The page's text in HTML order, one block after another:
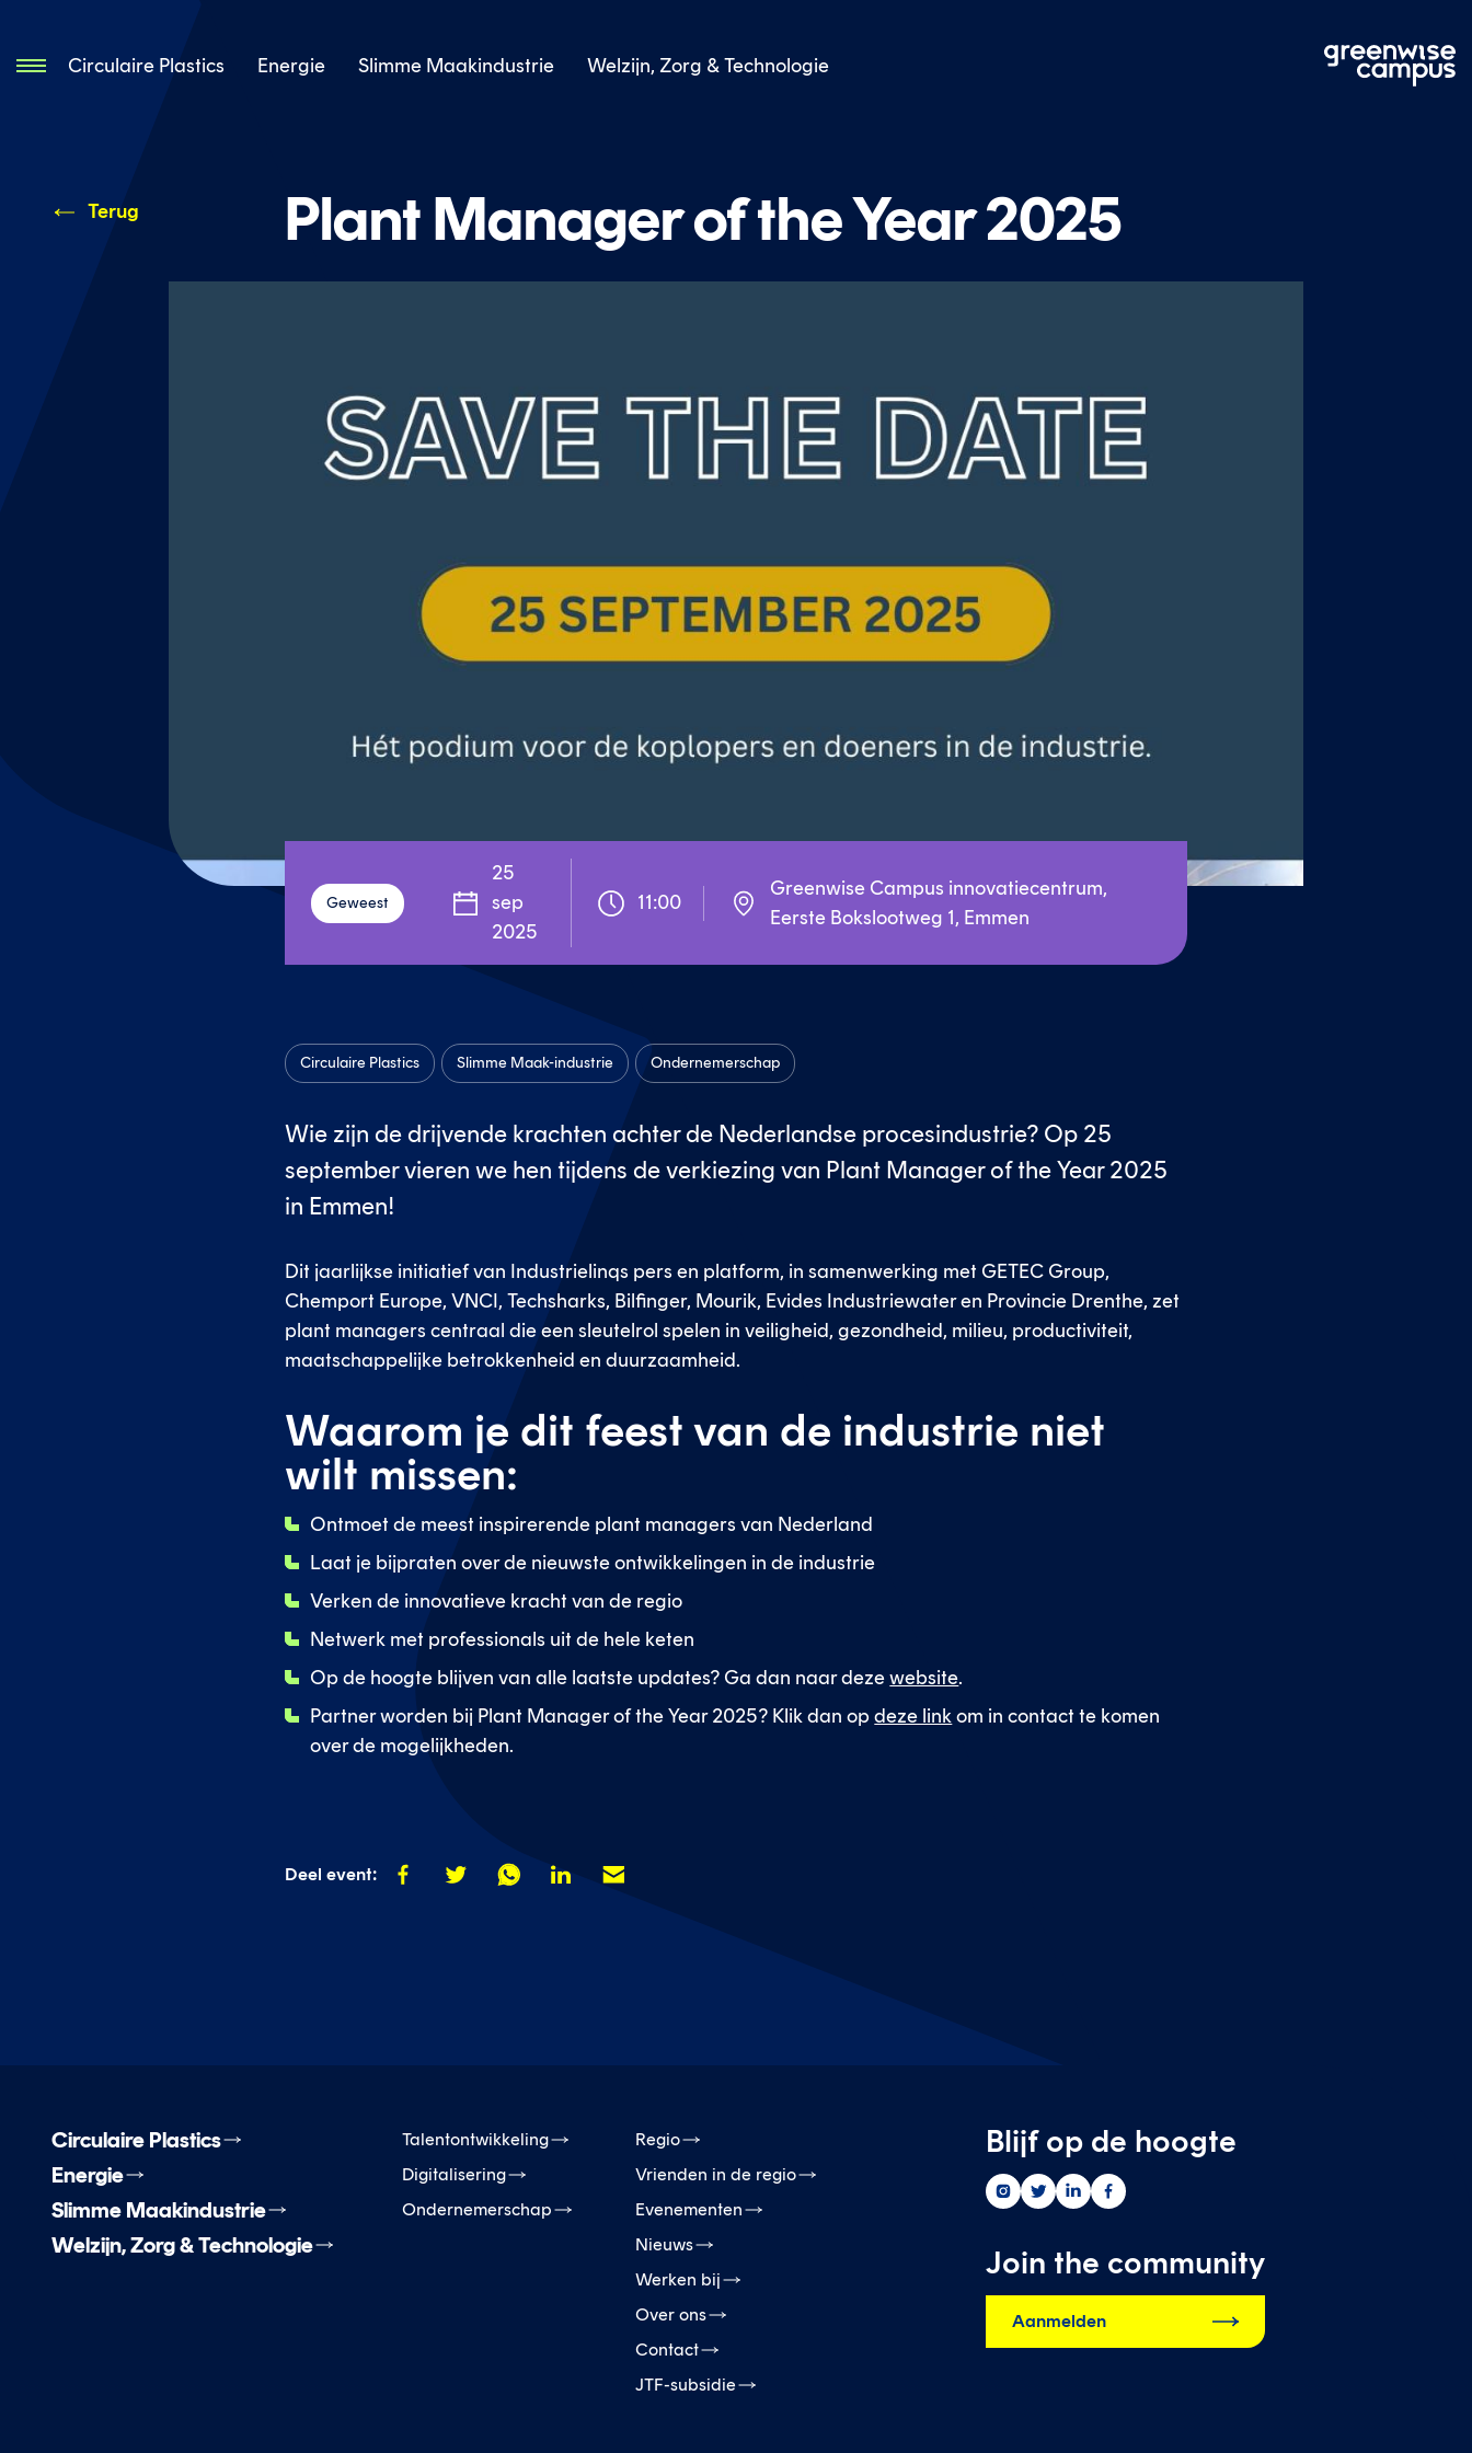
Circulaire Plastics Energie Slimme Maakindustrie Welzijn, Zorg & Technologie
Terug Plant Manager of the Year 2025
Geweest
25
sep
2025
11:00
Greenwise Campus innovatiecentrum,
Eerste Bokslootweg 1, Emmen
Circulaire Plastics Slimme Maak-industrie Ondernemerschap
Wie zijn de drijvende krachten achter de Nederlandse procesindustrie? Op 25
september vieren we hen tijdens de verkiezing van Plant Manager of the Year 2025
in Emmen!
Dit jaarlijkse initiatief van Industrielinqs pers en platform, in samenwerking met GETEC Group,
Chemport Europe, VNCI, Techsharks, Bilfinger, Mourik, Evides Industriewater en Provincie Drenthe, zet
plant managers centraal die een sleutelrol spelen in veiligheid, gezondheid, milieu, productiviteit,
maatschappelijke betrokkenheid en duurzaamheid.
Waarom je dit feest van de industrie niet
wilt missen:
Ontmoet de meest inspirerende plant managers van Nederland
Laat je bijpraten over de nieuwste ontwikkelingen in de industrie
Verken de innovatieve kracht van de regio
Netwerk met professionals uit de hele keten
Op de hoogte blijven van alle laatste updates? Ga dan naar dezewebsite.
Partner worden bij Plant Manager of the Year 2025? Klik dan opdeze linkom in contact te komen
over de mogelijkheden.
Deel event:
Deel
Deel
Deel
Deel
Deel
Circulaire Plastics
Energie
Slimme Maakindustrie
Welzijn, Zorg & Technologie
Talentontwikkeling
Digitalisering
Ondernemerschap
Regio
Vrienden in de regio
Evenementen
Nieuws
Werken bij
Over ons
Contact
JTF-subsidie
Blijf op de hoogte
Greenwise
op
instagram
Greenwise
op
twitter
Greenwise
op
Greenwise
op
Join the community
Aanmelden